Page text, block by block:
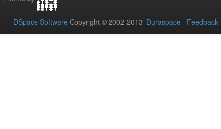
DSpace Software Copyright © 2002-2013 Duraspace - Feedback